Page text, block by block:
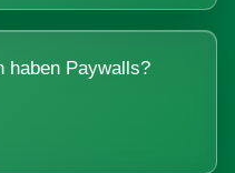
haben Paywalls?